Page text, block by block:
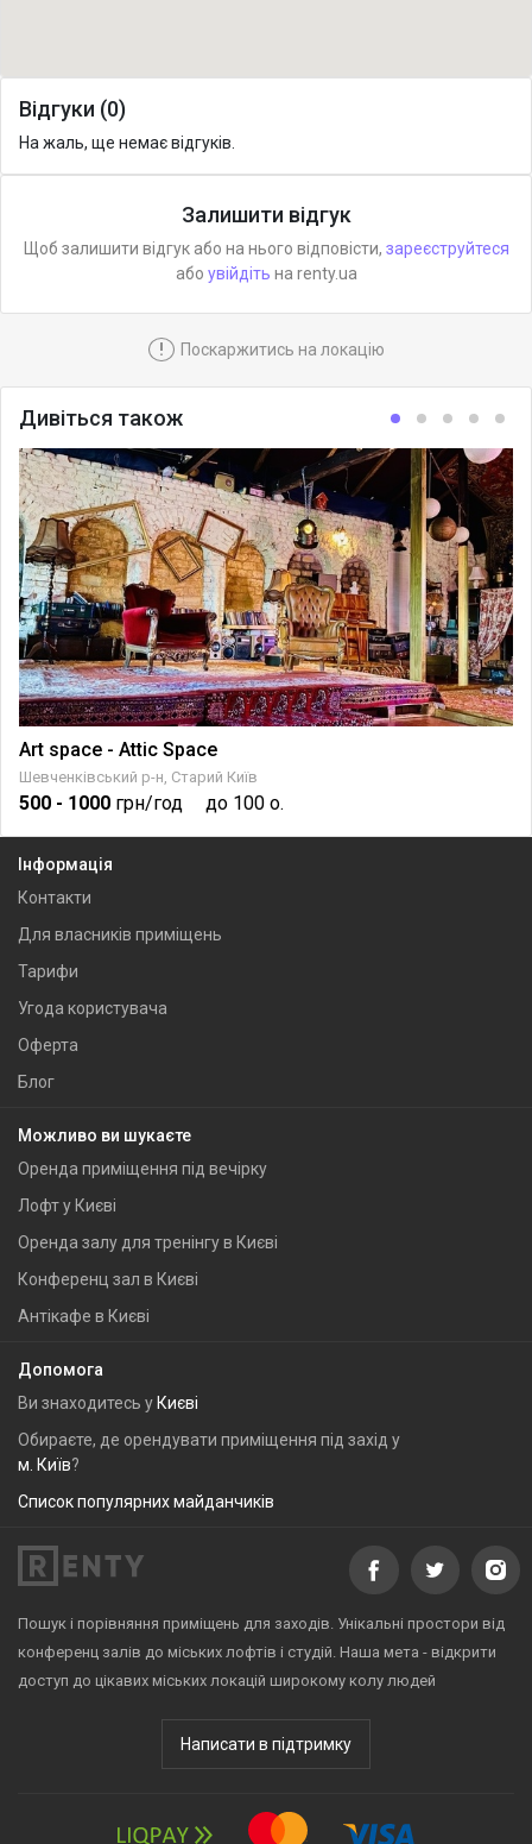
Відгуки (0)
На жаль, ще немає відгуків.
Залишити відгук
Щоб залишити відгук або на нього відповісти, зареєструйтеся
або увійдіть на renty.ua
! Поскаржитись на локацію
Дивіться також
Art space - Attic Space
Шевченківський р-н, Старий Київ
500 - 1000 грн/год до 100 о.
Інформація
Контакти
Для власників приміщень
Тарифи
Угода користувача
Оферта
Блог
Можливо ви шукаєте
Оренда приміщення під вечірку
Лофт у Києві
Оренда залу для тренінгу в Києві
Конференц зал в Києві
Антікафе в Києві
Допомога
Ви знаходитесь у Києві
Обираєте, де орендувати приміщення під захід у
м. Київ?
Список популярних майданчиків
Пошук і порівняння приміщень для заходів. Унікальні простори від
конференц залів до міських лофтів і студій. Наша мета - відкрити
доступ до цікавих міських локацій широкому колу людей
Написати в підтримку